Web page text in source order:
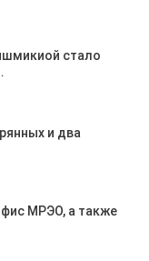
стало
и два
МРЭО, а также